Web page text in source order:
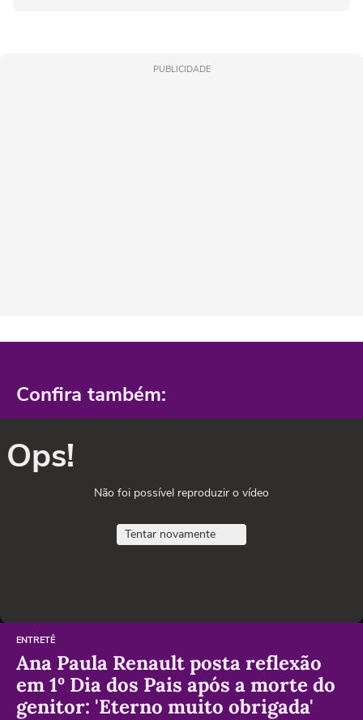
PUBLICIDADE
Confira também:
Ops!
Não foi possível reproduzir o vídeo
Tentar novamente
ENTRETÊ
Ana Paula Renault posta reflexão
em 1º Dia dos Pais após a morte do
genitor: 'Eterno muito obrigada'